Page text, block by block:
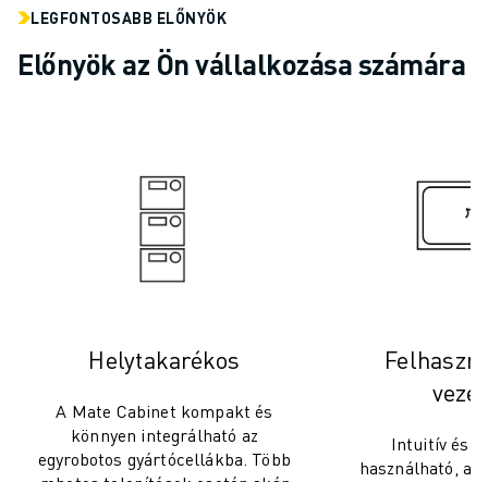
KOMPAKT CNC MEGMUNKÁLÓKÖZPONTOK
ROBODRILL KERESŐ
ROBODRILL KOMPAKT CNC MEGMUNKÁLÓKÖZPONTOK
ROBODRILL MEGELŐZŐ KARBANTARTÁS
ROBODRILL ROBOT CSOMAG
ROBODRILL OKTATÁSI CSOMAG
ELEKTROMOS FRÖCCSÖNTŐGÉPEK
ROBOSHOT HARDVER
ROBOSHOT FENNTARTHATÓSÁG
ROBOSHOT ROBOT CSOMAG
LEGFONTOSABB ELŐNYÖK
Előnyök az Ön vállalkozása számára
Helytakarékos
A Mate Cabinet kompakt és
könnyen integrálható az
egyrobotos gyártócellákba. Több
Intuitív és
használható, a